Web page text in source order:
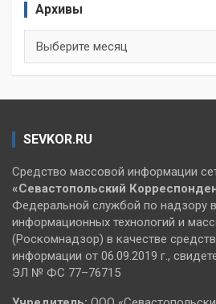
Архивы
SEVKOR.RU
Средство массовой информации
«Севастопольский
Федеральной службой по надзору
информационных технологий и
(Роскомнадзор) в качестве
информации от 06.09.2019 г.,
ЭЛ № ФС 77–76715